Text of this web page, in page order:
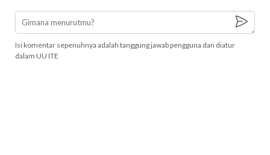
Isi komentar sepenuhnya adalah tanggung jawab pengguna dan diatur
dalam UU ITE